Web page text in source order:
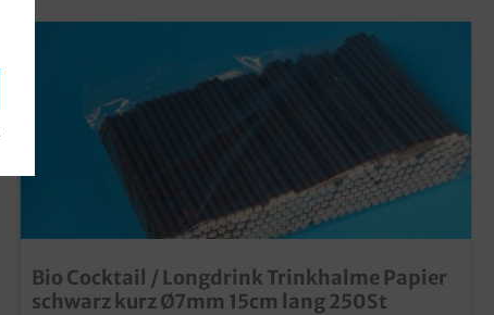
Bio Cocktail / Longdrink Trinkhalme Papier
schwarz kurz Ø7mm 15cm lang 250St